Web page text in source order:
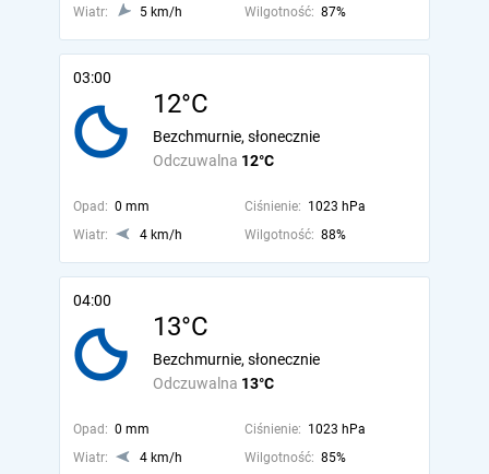
Wiatr:
5 km/h Wilgotność: 87%
03:00
12°C
Odczuwalna 12°C
Bezchmurnie, słonecznie
Opad: 0 mm Ciśnienie: 1023 hPa
Wiatr:
4 km/h Wilgotność: 88%
04:00
13°C
Odczuwalna 13°C
Bezchmurnie, słonecznie
Opad: 0 mm Ciśnienie: 1023 hPa
Wiatr:
4 km/h Wilgotność: 85%